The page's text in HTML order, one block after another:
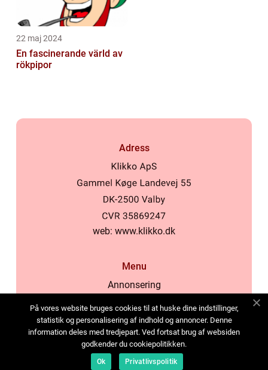
22 maj 2024
En fascinerande värld av
rökpipor
Adress
web: www.klikko.dk
Menu
Annonsering
Cookies
Kontakta oss
Sitemap
På vores website bruges cookies til at huske dine indstillinger,
statistik og personalisering af indhold og annoncer. Denne
information deles med tredjepart. Ved fortsat brug af websiden
godkender du cookiepolitikken.
Ok Privatlivspolitik